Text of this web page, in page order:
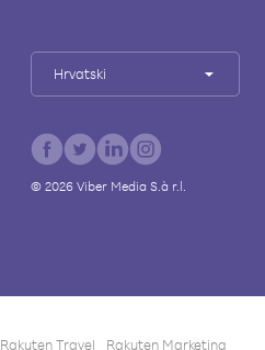
Hrvatski
© 2026Viber Media S.à r.l.
Rakuten Travel Rakuten Marketing